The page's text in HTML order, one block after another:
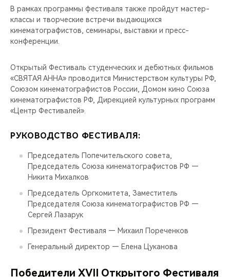
В рамках программы фестиваля также пройдут мастер-
классы и творческие встречи выдающихся
кинематографистов, семинары, выставки и пресс-
конференции.
Открытый Фестиваль студенческих и дебютных фильмов
«СВЯТАЯ АННА» проводится Министерством культуры РФ,
Союзом кинематографистов России, Домом кино Союза
кинематографистов РФ, Дирекцией культурных программ
«Центр Фестивалей».
РУКОВОДСТВО ФЕСТИВАЛЯ:
Председатель Попечительского совета,
Председатель Союза кинематографистов РФ —
Никита Михалков
Председатель Оргкомитета, Заместитель
Председателя Союза кинематографистов РФ —
Сергей Лазарук
Президент Фестиваля — Михаил Пореченков
Генеральный директор — Елена Цуканова
Победители ХVII Открытого Фестиваля